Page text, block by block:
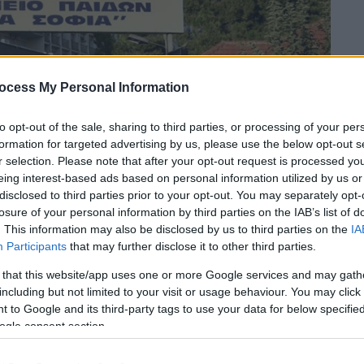
My Personal Information
opt-out of the sale, sharing to third parties, or processing of your
for targeted advertising by us, please use the below opt-out
selection. Please note that after your opt-out request is processed
interest-based ads based on personal information utilized by us
to third parties prior to your opt-out. You may separately
of your personal information by third parties on the IAB’s list of
This information may also be disclosed by us to third parties on the
Participants that may further disclose it to other third parties.
that this website/app uses one or more Google services and may
but not limited to your visit or usage behaviour. You may
to Google and its third-party tags to use your data for below
consent section.
το ΕΘΝΟΣ στη Google
το περιστατικό με τον τραυματισμό ενός
του κατά τη διάρκεια διακοπών σε
ότι αναγκάστηκαν να